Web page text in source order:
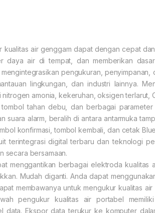
kualitas air genggam dapat dengan cepat
daya air di tempat, dan memberikan
pengukuran, penyimpanan,
lingkungan, dan industri lainnya.
amonia, kekeruhan, oksigen terlarut,
tahan debu, dan berbagai
suara alarm, beralih di antara antarmuka
konfirmasi, tombol kembali, dan cetak
terintegrasi digital terbaru dan teknologi
secara bersamaan.
menggantikan berbagai elektroda kualitas
Mudah diganti. Anda dapat
membawanya untuk mengukur kualitas
pengukur kualitas air portabel
data. Ekspor data terukur ke komputer